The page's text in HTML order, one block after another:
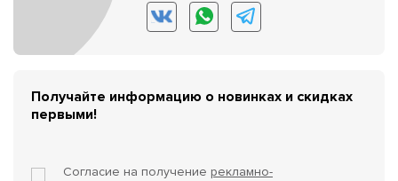
Получайте информацию о новинках и скидках
первыми!
Согласие на получение рекламно-